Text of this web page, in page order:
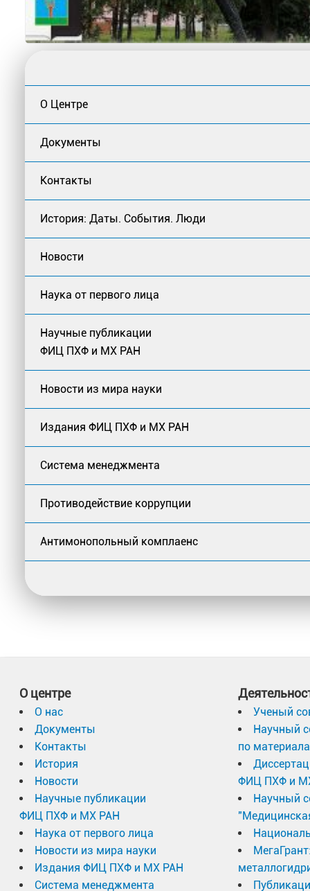
О Центре
Документы
Контакты
История: Даты. События. Люди
Новости
Наука от первого лица
Научные публикации
ФИЦ ПХФ и МХ РАН
Новости из мира науки
Издания ФИЦ ПХФ и МХ РАН
Система менеджмента
Противодействие коррупции
Антимонопольный комплаенс
О центре
О нас
Документы
Контакты
История
Новости
Научные публикации
ФИЦ ПХФ и МХ РАН
Наука от первого лица
Новости из мира науки
Издания ФИЦ ПХФ и МХ РАН
Система менеджмента
Ученый
Научный
по
ФИЦ ПХФ и
Научный